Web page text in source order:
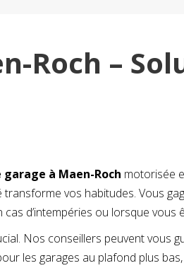
Roch –
à Maen-Roch motorisée
transforme vos habitudes. Vous
d’intempéries ou lorsque vous
Nos conseillers peuvent
les garages au plafond plus